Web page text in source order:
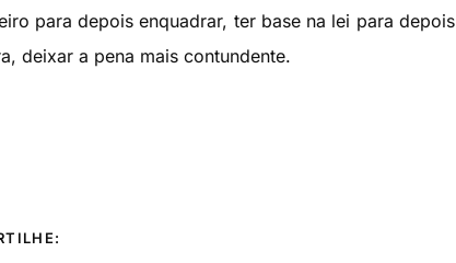
para depois enquadrar, ter base na lei para depois
deixar a pena mais contundente.